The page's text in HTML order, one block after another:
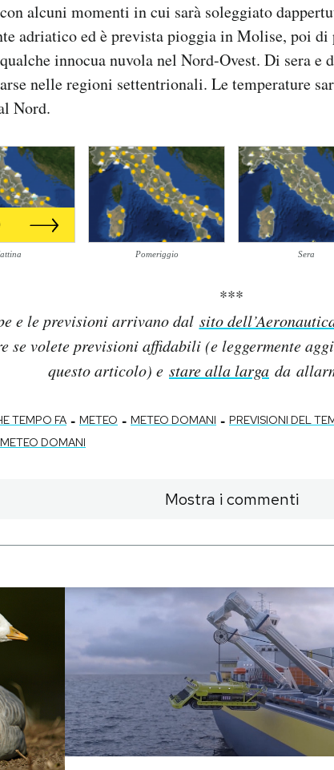
alcuni momenti in cui sarà soleggiato
adriatico ed è prevista pioggia in Molise, poi
innocua nuvola nel Nord-Ovest. Di sera
nelle regioni settentrionali. Le temperature
Nord.
Pomeriggio Sera
***
e le previsioni arrivano dal sito
se volete previsioni affidabili (e leggermente
questo articolo) e stare alla larga da
TEMPO FA - METEO - METEO DOMANI - PREVISIONI DEL
DOMANI
Mostra i commenti